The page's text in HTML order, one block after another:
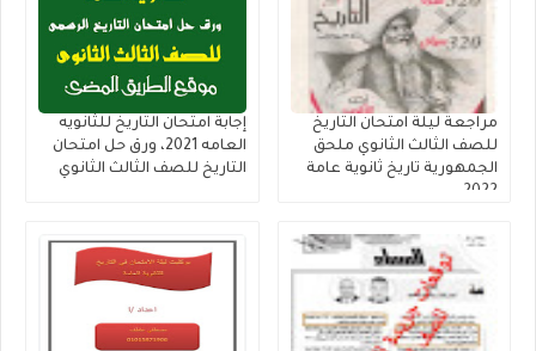
مراجعة ليلة امتحان التاريخ
للصف الثالث الثانوي ملحق
الجمهورية تاريخ ثانوية عامة
2022
إجابة امتحان التاريخ للثانويه
العامه 2021، ورق حل امتحان
التاريخ للصف الثالث الثانوي